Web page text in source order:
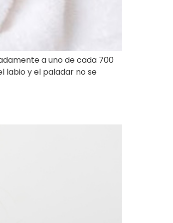
a uno de cada 700
labio y el paladar no se